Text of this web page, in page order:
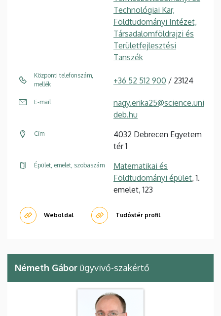
Technológiai Kar,
Földtudományi Intézet,
Társadalomföldrajzi és
Területfejlesztési
Tanszék
Központi telefonszám,
mellék
+36 52 512 900 / 23124
E-mail
nagy.erika25@science.uni
deb.hu
Cím
4032 Debrecen Egyetem
tér 1
Épület, emelet, szobaszám
Matematikai és
Földtudományi épület, 1.
emelet, 123
Weboldal Tudóstér profil
Németh Gábor ügyvivő-szakértő